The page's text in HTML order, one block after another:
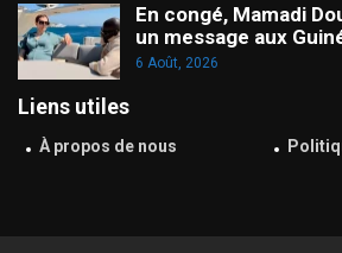
En congé, Mamadi
un message aux
6 Août, 2026
Liens utiles
À propos de nous